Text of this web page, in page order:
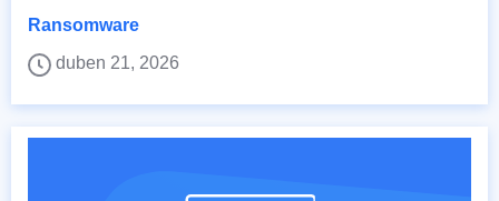
Ransomware
duben 21, 2026